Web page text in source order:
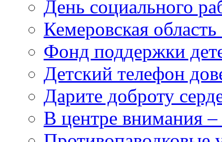
День социального
Кемеровская
Фонд поддержки
Детский телефон
Дарите доброту
В центре внимания –